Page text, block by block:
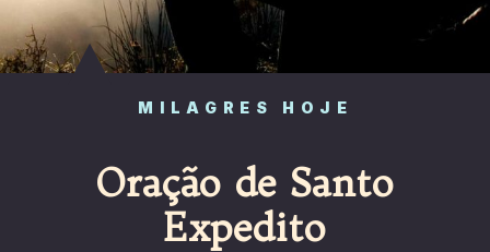
MILAGRES HOJE
Oração de Santo
Expedito